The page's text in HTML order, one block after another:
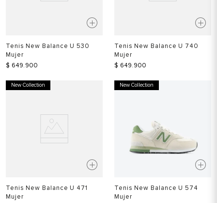
Tenis New Balance U 530
Mujer
$ 649.900
Tenis New Balance U 740
Mujer
$ 649.900
New Collection
Tenis New Balance U 471
Mujer
New Collection
Tenis New Balance U 574
Mujer